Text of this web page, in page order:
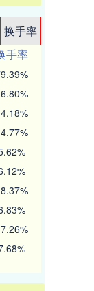
换手率
手率